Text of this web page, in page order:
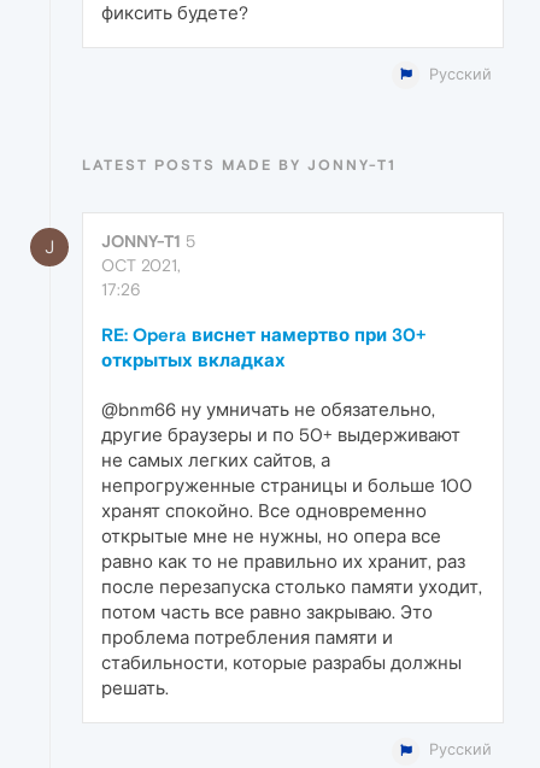
фиксить будете?
Русский
LATEST POSTS MADE BY JONNY-T1
J JONNY-T1 5
OCT 2021,
17:26
RE: Opera виснет намертво при 30+
открытых вкладках
@bnm66 ну умничать не обязательно,
другие браузеры и по 50+ выдерживают
не самых легких сайтов, а
непрогруженные страницы и больше 100
хранят спокойно. Все одновременно
открытые мне не нужны, но опера все
равно как то не правильно их хранит, раз
после перезапуска столько памяти уходит,
потом часть все равно закрываю. Это
проблема потребления памяти и
стабильности, которые разрабы должны
решать.
Русский